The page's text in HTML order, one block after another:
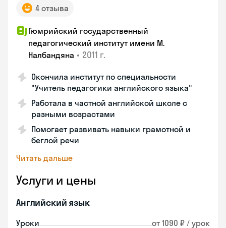
4 отзыва
Гюмрийский государственный
педагогический институт имени М.
Налбандяна • 2011 г.
Окончила институт по специальности
"Учитель педагогики английского языка"
Работала в частной английской школе с
разными возрастами
Помогает развивать навыки грамотной и
беглой речи
Читать дальше
Услуги и цены
Английский язык
Уроки от 1090 ₽ / урок